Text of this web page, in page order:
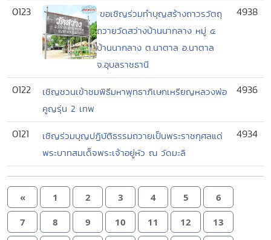
0123
ขอเชิญร่วมทำบุญสร้างถาวรวัตถุ
ถวายวัดสว่างบ้านนากลาง หมู่ ๕
บ้านนากลาง ต.นาตาล อ.นาตาล
จ.อุบลราชธานี
4938
0122
เชิญชวนเข้าชมพิธีมหาพุทธาภิเษกเหรียญหลวงพ่อ
คูญรุ่น 2 เทพ
4936
0121
เชิญร่วมบุญปฏิบัติธรรมถวายเป็นพระราชกุศลแด่
พระบาทสมเด็จพระเจ้าอยู่หัว ณ วัดมะลิ
4934
« 1 2 3 4 5 6
7 8 9 10 11 12 13